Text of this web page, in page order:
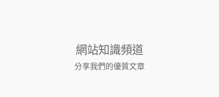
網站知識頻道
分享我們的優質文章